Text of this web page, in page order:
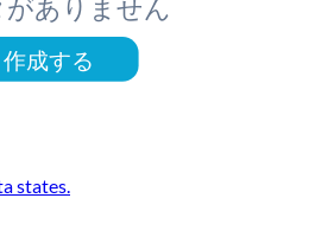
がありません
作成する
states.